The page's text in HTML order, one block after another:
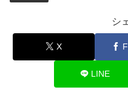
シ
X
LINE